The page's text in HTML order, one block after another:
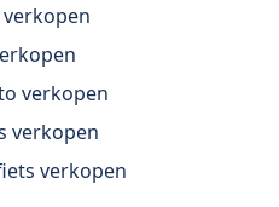
verkopen
verkopen
verkopen